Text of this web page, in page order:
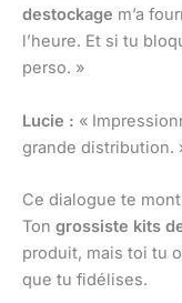
destockage m’a
l’heure. Et si tu
perso. »
Lucie : «
grande distribution.
Ce dialogue te
Ton grossiste kits
produit, mais toi tu
que tu fidélises.